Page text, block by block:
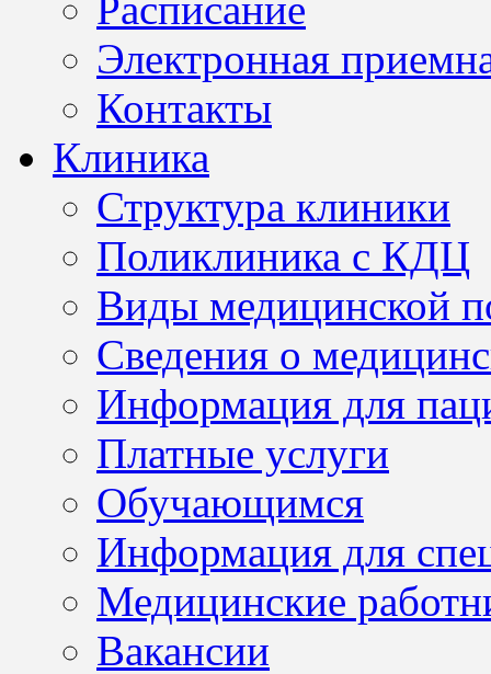
Электронная
Контакты
Клиника
Структура клиники
Поликлиника с КДЦ
Виды медицинской
Сведения о
Информация для
Платные услуги
Обучающимся
Информация для
Медицинские
Вакансии